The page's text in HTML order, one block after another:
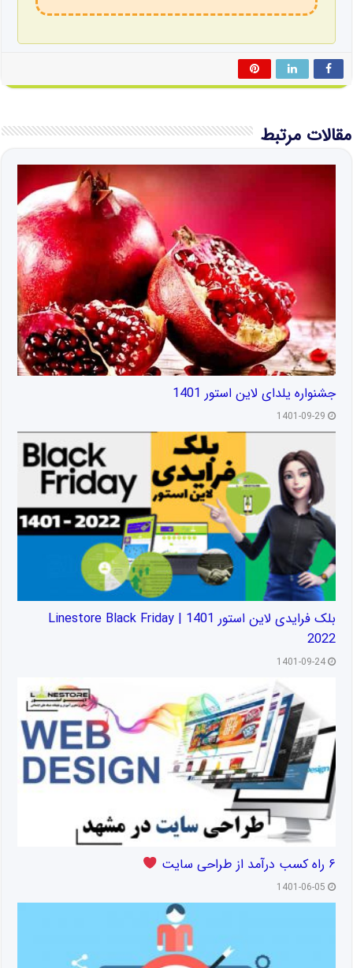
مقالات مرتبط
جشنواره یلدای لاین استور 1401
1401-09-29
بلک فرایدی لاین استور 1401 | Linestore Black Friday
2022
1401-09-24
۶ راه کسب درآمد از طراحی سایت
1401-06-05